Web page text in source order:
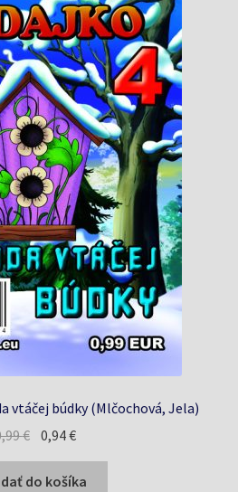
vtáčej búdky (Mlčochová, Jela)
€ Pôvodná
cena
bola:
0,94€Aktuálna
cena
je:
do košíka